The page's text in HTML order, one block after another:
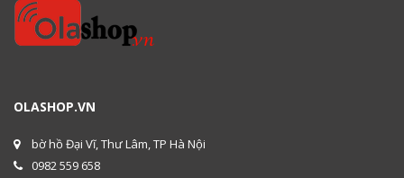
OLASHOP.VN
bờ hồ Đại Vĩ, Thư Lâm, TP Hà Nội
0982 559 658